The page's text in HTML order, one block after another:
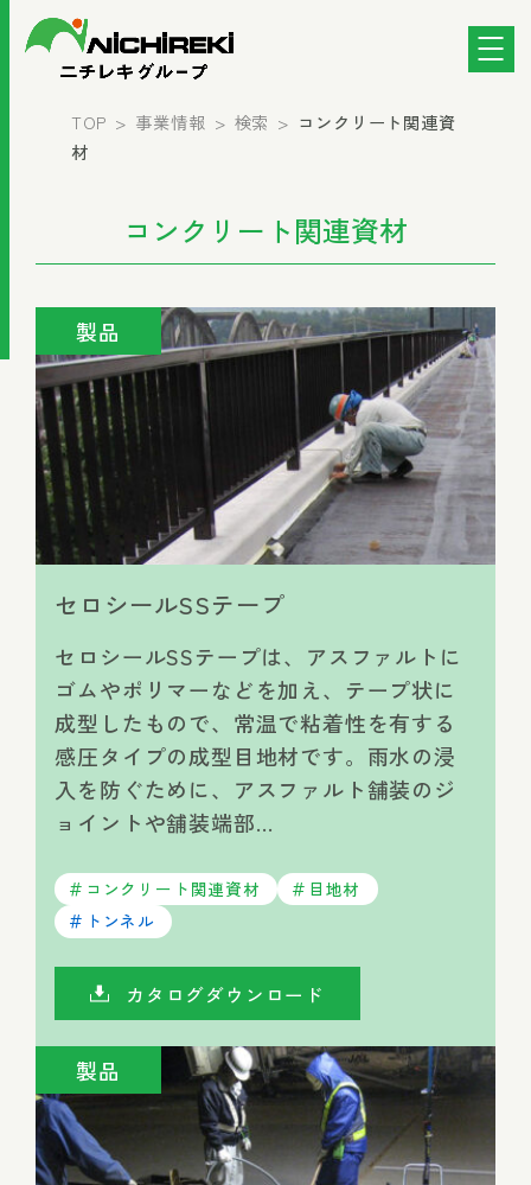
TOP 事業情報 検索
コンクリート関連資
材
コンクリート関連資材
製品
セロシールSSテープ
セロシールSSテープは、アスファルトに
ゴムやポリマーなどを加え、テープ状に
成型したもので、常温で粘着性を有する
感圧タイプの成型目地材です。雨水の浸
入を防ぐために、アスファルト舗装のジ
ョイントや舗装端部…
コンクリート関連資材
目地材
トンネル
カタログダウンロード
製品